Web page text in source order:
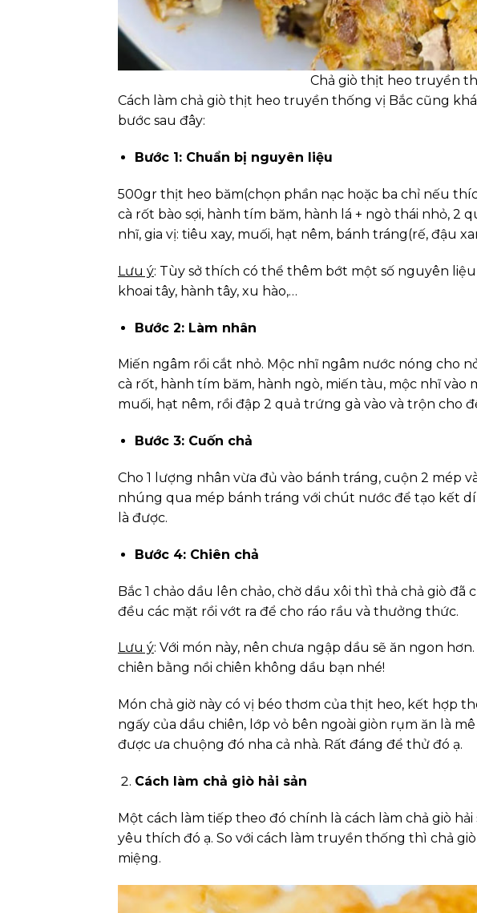
Chả giò thịt heo truyền
Cách làm chả giò thịt heo truyền thống vị Bắc cũng
bước sau đây:
Bước 1: Chuẩn bị nguyên liệu
500gr thịt heo băm(chọn phần nạc hoặc ba chỉ nếu
cà rốt bào sợi, hành tím băm, hành lá + ngò thái nhỏ, 2
nhĩ, gia vị: tiêu xay, muối, hạt nêm, bánh tráng(rế, đậu
Lưu ý: Tùy sở thích có thể thêm bớt một số nguyên
khoai tây, hành tây, xu hào,…
Bước 2: Làm nhân
Miến ngâm rồi cắt nhỏ. Mộc nhĩ ngâm nước nóng cho
cà rốt, hành tím băm, hành ngò, miến tàu, mộc nhĩ vào
muối, hạt nêm, rồi đập 2 quả trứng gà vào và trộn cho
Bước 3: Cuốn chả
Cho 1 lượng nhân vừa đủ vào bánh tráng, cuộn 2 mép
nhúng qua mép bánh tráng với chút nước để tạo kết
là được.
Bước 4: Chiên chả
Bắc 1 chảo dầu lên chảo, chờ dầu xôi thì thả chả giò
đều các mặt rồi vớt ra để cho ráo rầu và thưởng thức.
Lưu ý: Với món này, nên chưa ngập dầu sẽ ăn ngon
chiên bằng nồi chiên không dầu bạn nhé!
Món chả giờ này có vị béo thơm của thịt heo, kết hợp
ngấy của dầu chiên, lớp vỏ bên ngoài giòn rụm ăn là
được ưa chuộng đó nha cả nhà. Rất đáng để thử đó ạ.
Cách làm chả giò hải sản
Một cách làm tiếp theo đó chính là cách làm chả giò
yêu thích đó ạ. So với cách làm truyền thống thì chả giò
miệng.